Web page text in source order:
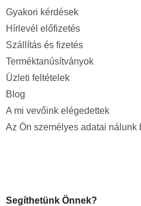
Gyakori kérdések
Hírlevél előfizetés
Szállítás és fizetés
Terméktanúsítványok
Üzleti feltételek
Blog
A mi vevőink elégedettek
Az Ön személyes adatai nálunk
Segíthetünk Önnek?